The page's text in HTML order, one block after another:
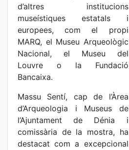
d’altres institucions
museístiques estatals i
europees, com el propi
MARQ, el Museu Arqueològic
Nacional, el Museu del
Louvre o la Fundació
Bancaixa.
Massu Sentí, cap de l’Àrea
d’Arqueologia i Museus de
l’Ajuntament de Dénia i
comissària de la mostra, ha
destacat com a excepcional